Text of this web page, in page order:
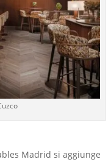
Madrid si aggiunge